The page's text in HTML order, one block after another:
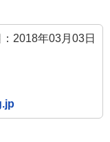
2018年03月03日